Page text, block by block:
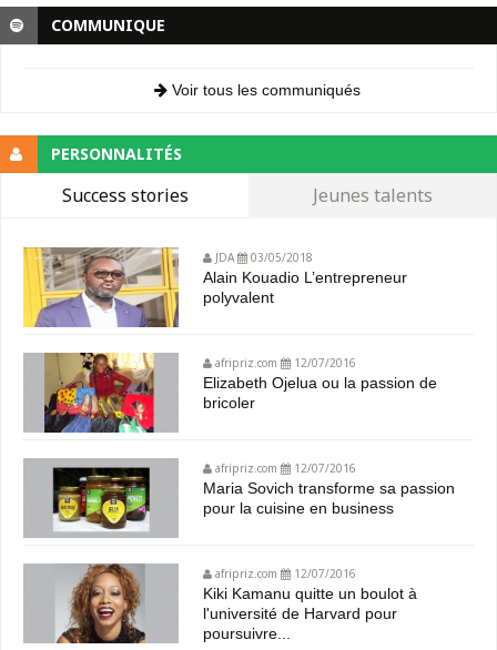
COMMUNIQUE
Voir tous les communiqués
PERSONNALITÉS
Success stories Jeunes talents
JDA 03/05/2018
Alain Kouadio L’entrepreneur
polyvalent
afripriz.com 12/07/2016
Elizabeth Ojelua ou la passion de
bricoler
afripriz.com 12/07/2016
Maria Sovich transforme sa passion
pour la cuisine en business
afripriz.com 12/07/2016
Kiki Kamanu quitte un boulot à
l'université de Harvard pour
poursuivre...